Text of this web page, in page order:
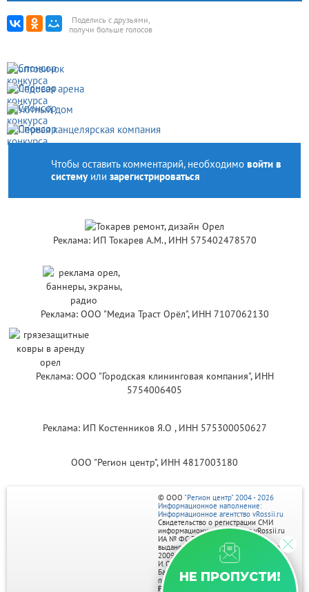
Поделись с друзьями,
получи больше голосов
Чтобы оставить комментарий, необходимо войти в
системуили зарегистрироваться
Реклама: ИП Токарев А.М., ИНН 575402478570
Реклама: ООО "Медиа Траст Орёл", ИНН 7107062130
Реклама: ООО "Городская клининговая компания", ИНН
5754006405
Реклама: ИП Костенников Я.О , ИНН 575300050627
ООО "Регион центр", ИНН 4817003180
НЕ ПРОПУСТИ!
© ООО "Регион центр" 2004 - 2026
Информационное наполнение:
Информационное агентство vRossii.ru
Свидетельство о регистрации СМИ
информационного агентства vRossii.ru
ИА № ФС 77‑35502
выдано РОСКОМНАДЗОРом 04 марта
2009г.
И. О. Главного редактора Нарыков А. Н.
Баннеры на портале размещаются на
правах рекламы.
Реклама на портале: